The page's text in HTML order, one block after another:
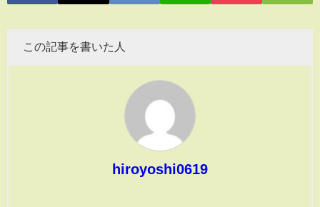
この記事を書いた人
hiroyoshi0619